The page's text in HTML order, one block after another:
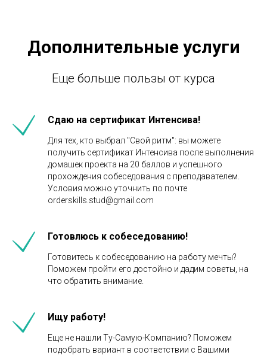
Дополнительные услуги
Еще больше пользы от курса
Сдаю на сертификат Интенсива!
Для тех, кто выбрал "Свой ритм": вы можете
получить сертификат Интенсива после выполнения
домашек проекта на 20 баллов и успешного
прохождения собеседования с преподавателем.
Условия можно уточнить по почте
orderskills.stud@gmail.com
Готовлюсь к собеседованию!
Готовитесь к собеседованию на работу мечты?
Поможем пройти его достойно и дадим советы, на
что обратить внимание.
Ищу работу!
Еще не нашли Ту-Самую-Компанию? Поможем
подобрать вариант в соответствии с Вашими